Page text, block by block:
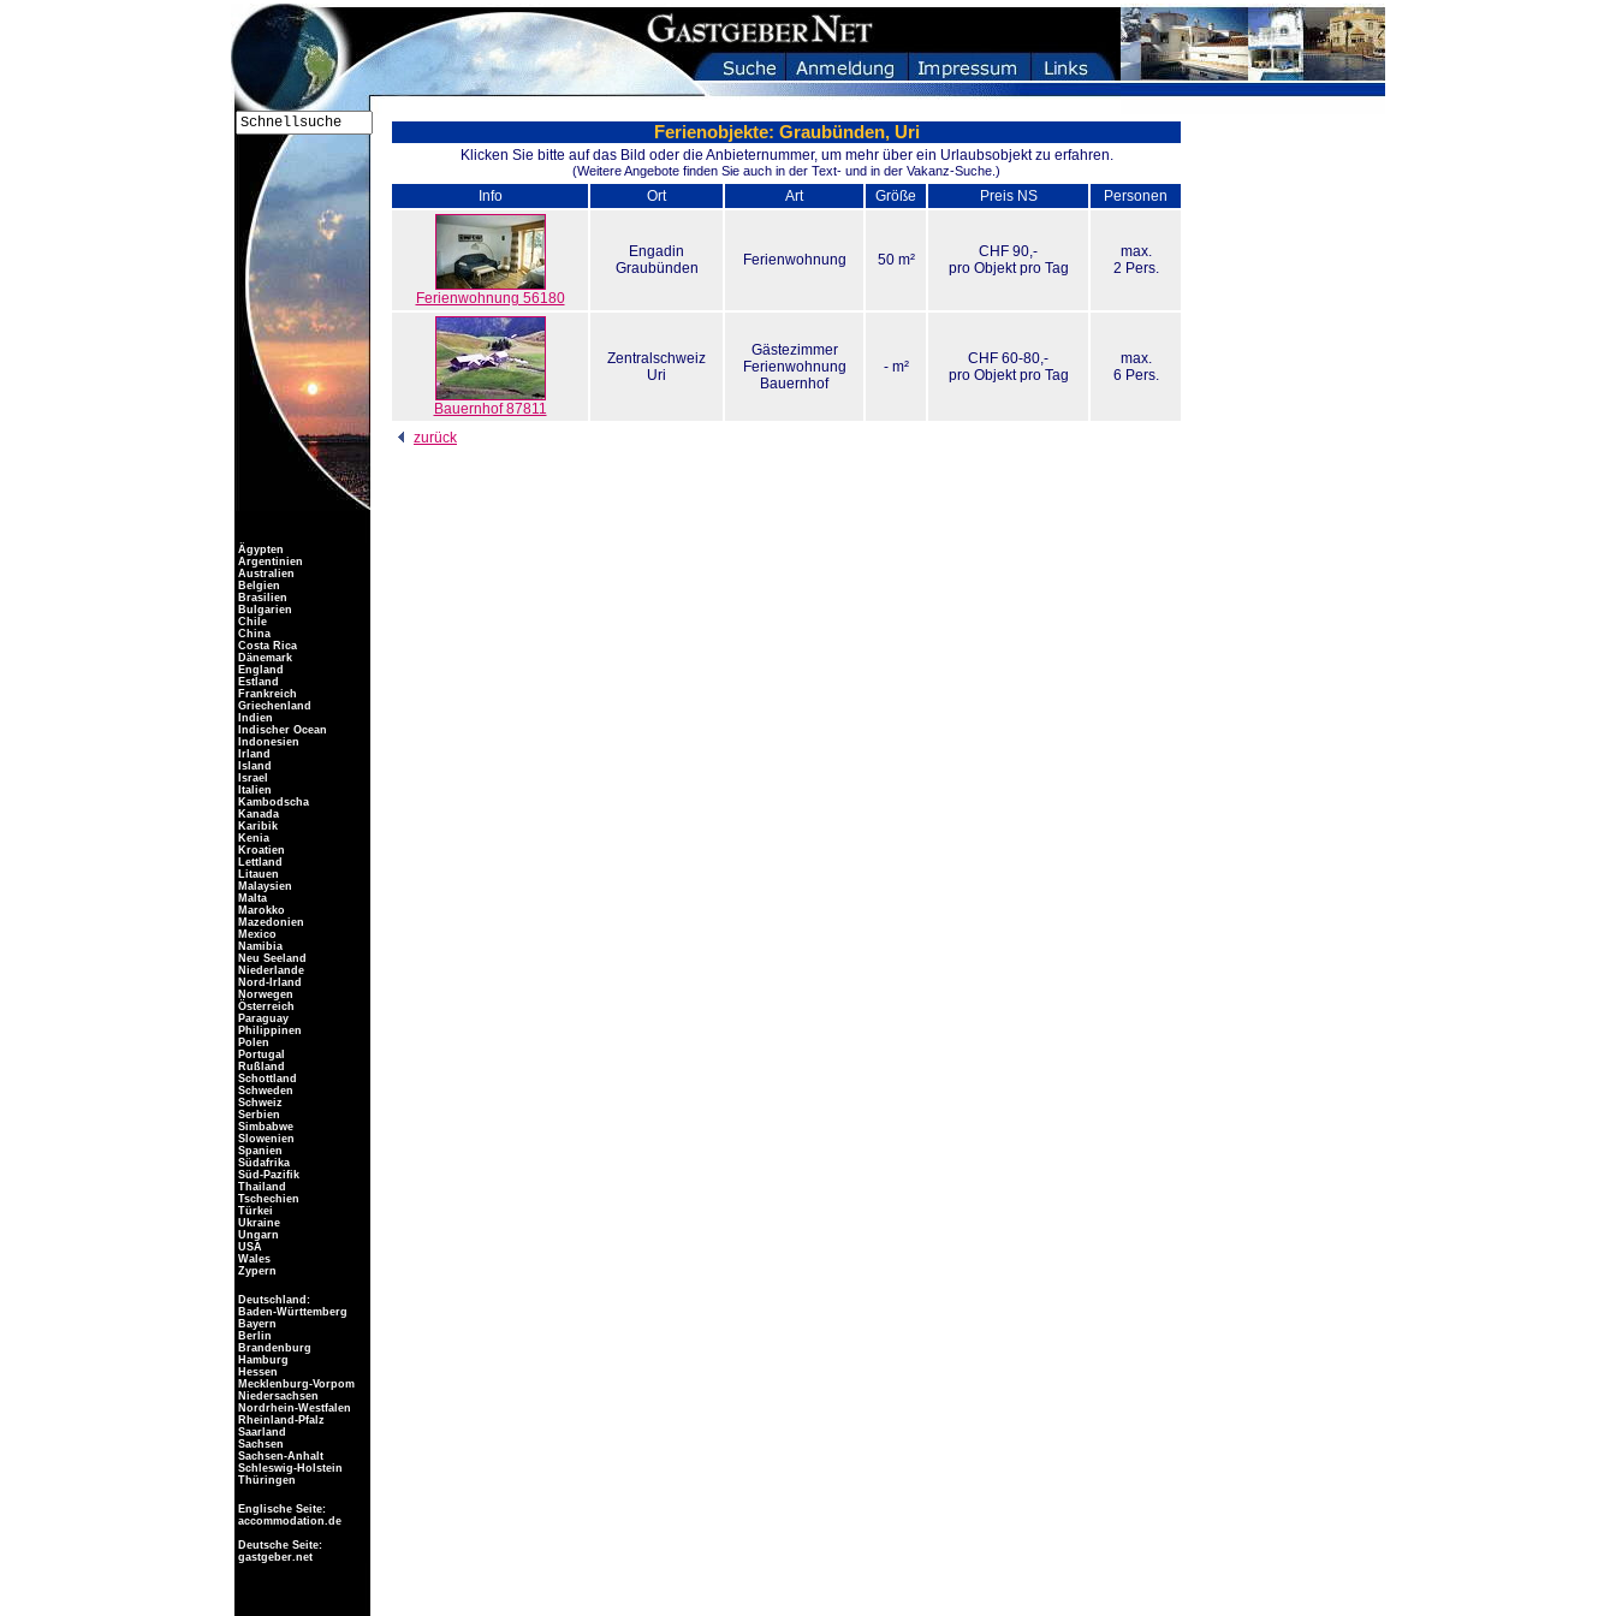
Ferienobjekte: Graubünden, Uri
Klicken Sie bitte auf das Bild oder die Anbieternummer, um mehr über ein Urlaubsobjekt zu erfahren.
(Weitere Angebote finden Sie auch in der Text- und in der Vakanz-Suche.)
Info Ort Art Größe Preis NS Personen
Ferienwohnung 56180
Engadin
Graubünden
Ferienwohnung 50 m²
CHF 90,-
pro Objekt pro Tag
max.
2 Pers.
Bauernhof 87811
Zentralschweiz
Uri
Gästezimmer
Ferienwohnung
Bauernhof
- m²
CHF 60-80,-
pro Objekt pro Tag
max.
6 Pers.
zurück
Ägypten
Argentinien
Australien
Belgien
Brasilien
Bulgarien
Chile
China
Costa Rica
Dänemark
England
Estland
Frankreich
Griechenland
Indien
Indischer Ocean
Indonesien
Irland
Island
Israel
Italien
Kambodscha
Kanada
Karibik
Kenia
Kroatien
Lettland
Litauen
Malaysien
Malta
Marokko
Mazedonien
Mexico
Namibia
Neu Seeland
Niederlande
Nord-Irland
Norwegen
Österreich
Paraguay
Philippinen
Polen
Portugal
Rußland
Schottland
Schweden
Schweiz
Serbien
Simbabwe
Slowenien
Spanien
Südafrika
Süd-Pazifik
Thailand
Tschechien
Türkei
Ukraine
Ungarn
USA
Wales
Zypern
Deutschland:
Baden-Württemberg
Bayern
Berlin
Brandenburg
Hamburg
Hessen
Mecklenburg-Vorpom
Niedersachsen
Nordrhein-Westfalen
Rheinland-Pfalz
Saarland
Sachsen
Sachsen-Anhalt
Schleswig-Holstein
Thüringen
Englische Seite:
accommodation.de
Deutsche Seite:
gastgeber.net